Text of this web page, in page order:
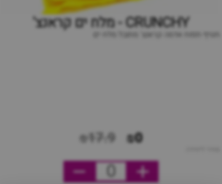
CRUNCHY - מלח ים קראנצ'
חטיף תפוח אדמה קראנצ' מתובל מלח ים
₪0
₪17.9
0